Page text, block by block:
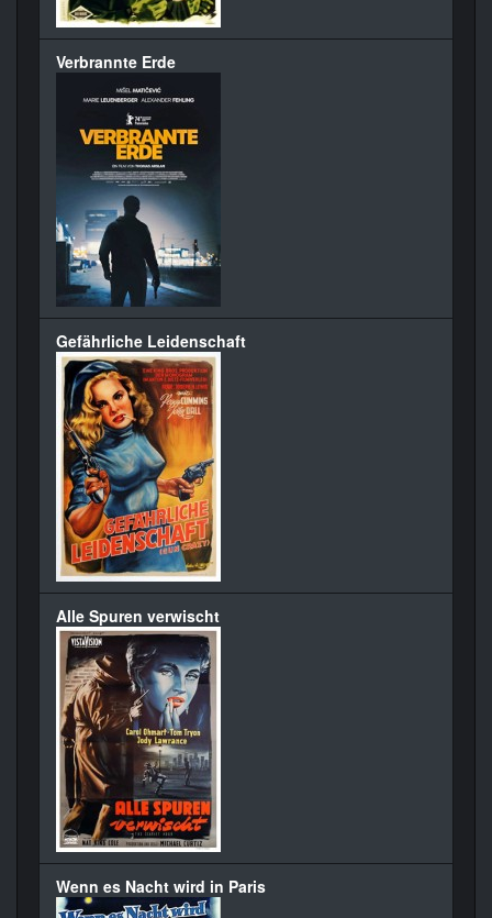
Verbrannte Erde
Gefährliche Leidenschaft
Alle Spuren verwischt
Wenn es Nacht wird in Paris